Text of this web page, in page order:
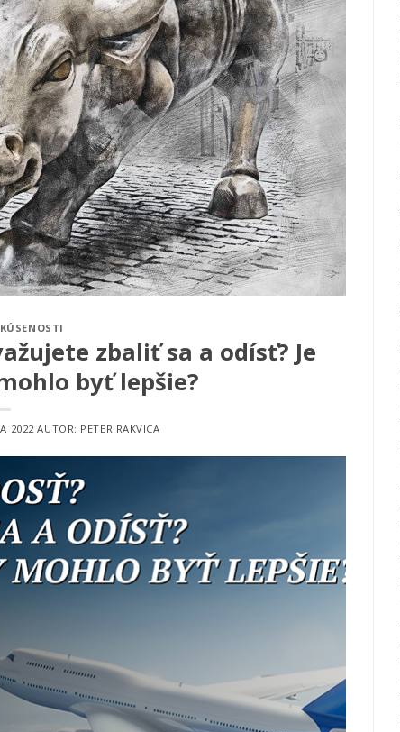
zbaliť sa a odísť? Je
byť lepšie?
2022AUTOR: PETER RAKVICA